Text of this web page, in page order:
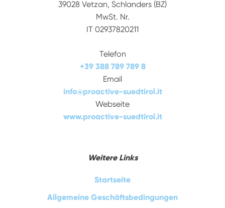
39028 Vetzan, Schlanders (BZ)
MwSt. Nr.
IT 02937820211
Telefon
+39 388 789 789 8
Email
info@proactive-suedtirol.it
Webseite
www.proactive-suedtirol.it
Weitere Links
Startseite
Allgemeine Geschäftsbedingungen